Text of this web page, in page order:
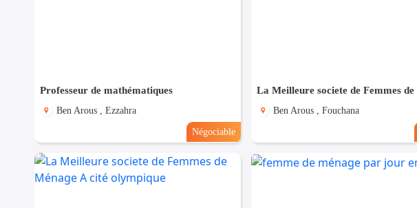
Professeur de mathématiques
Ben Arous , Ezzahra
Négociable
Ben Arous , Fouchana